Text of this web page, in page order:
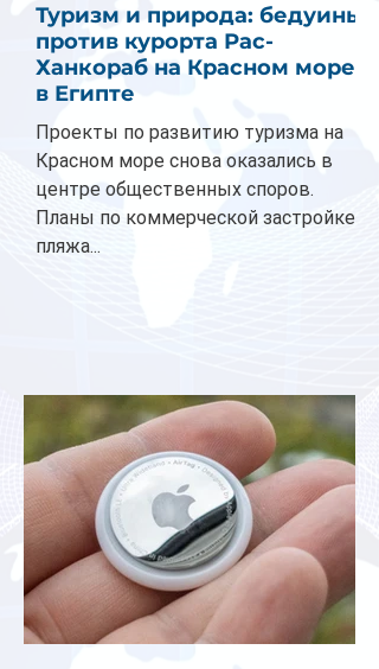
Туризм и природа: бедуины
против курорта Рас-
Ханкораб на Красном море
в Египте
Проекты по развитию туризма на
Красном море снова оказались в
центре общественных споров.
Планы по коммерческой застройке
пляжа...